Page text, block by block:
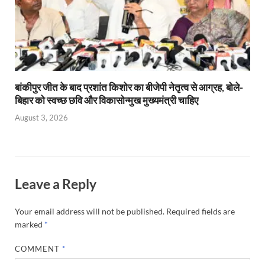
बांकीपुर जीत के बाद प्रशांत किशोर का बीजेपी नेतृत्व से आग्रह, बोले-
बिहार को स्वच्छ छवि और विकासोन्मुख मुख्यमंत्री चाहिए
August 3, 2026
Leave a Reply
Your email address will not be published. Required fields are
marked *
COMMENT *